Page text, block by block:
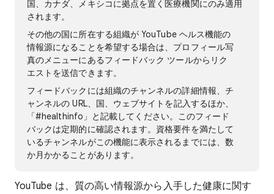
国、カナダ、メキシコに拠点を置く医療機関にのみ適用
されます。
その他の国に所在する組織が YouTube ヘルス機能の
情報源になることを希望する場合は、プロフィール写
真のメニューにあるフィードバック ツールからリク
エストを送信できます。
フィードバックには組織のチャンネルの詳細情報、チ
ャンネルの URL、国、ウェブサイトを記入するほか、
「#healthinfo」と記載してください。このフィード
バックは定期的に確認されます。資格要件を満たして
いるチャンネルがこの機能に表示されるまでには、数
か月かかることがあります。
YouTube は、質の高い情報源から入手した健康に関す